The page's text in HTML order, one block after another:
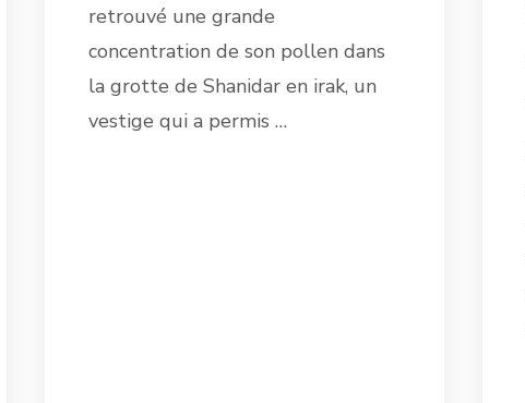
retrouvé une grande
concentration de son pollen dans
la grotte de Shanidar en irak, un
vestige qui a permis …